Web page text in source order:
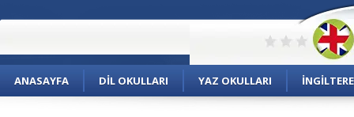
ANASAYFA DIL OKULLARI YAZ OKULLARI